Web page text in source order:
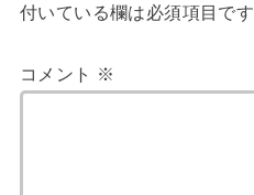
付いている欄は必須項目です
コメント ※